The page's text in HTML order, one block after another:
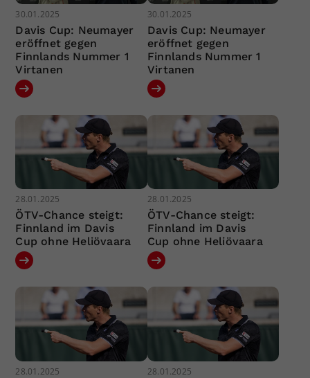
30.01.2025
Davis Cup: Neumayer
eröffnet gegen
Finnlands Nummer 1
Virtanen
30.01.2025
Davis Cup: Neumayer
eröffnet gegen
Finnlands Nummer 1
Virtanen
28.01.2025
ÖTV-Chance steigt:
Finnland im Davis
Cup ohne Heliövaara
28.01.2025
ÖTV-Chance steigt:
Finnland im Davis
Cup ohne Heliövaara
28.01.2025 28.01.2025